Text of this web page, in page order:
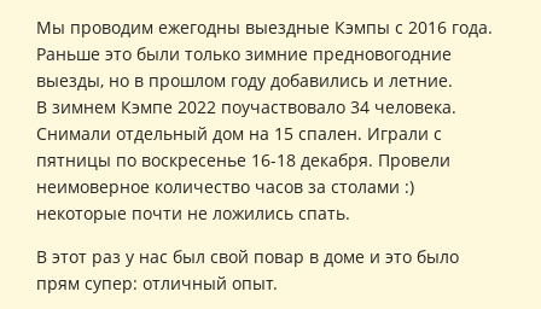
Мы проводим ежегодны выездные Кэмпы с 2016 года.
Раньше это были только зимние предновогодние
выезды, но в прошлом году добавились и летние.
В зимнем Кэмпе 2022 поучаствовало 34 человека.
Снимали отдельный дом на 15 спален. Играли с
пятницы по воскресенье 16-18 декабря. Провели
неимоверное количество часов за столами :)
некоторые почти не ложились спать.
В этот раз у нас был свой повар в доме и это было
прям супер: отличный опыт.